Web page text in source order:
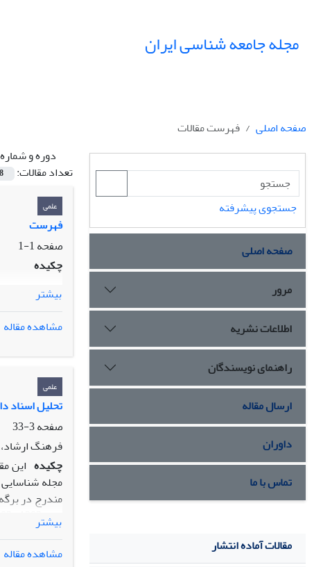
مجله جامعه شناسی ایران
صفحه اصلی
فهرست مقالات
دوره و
تعداد مقالات:
8
علمی
فهرست
صفحه1-1
چکیده
بیشتر
مشاهده مقاله
علمی
تحلیل اسناد
صفحه3-33
فرهنگ ارشاد،
چکیده این
مجله
مذکور به طور
به ترتیب
بیشتر
مشاهده مقاله
جستجوی پیشرفته
صفحه اصلی
مرور
اطلاعات نشریه
راهنمای نویسندگان
ارسال مقاله
داوران
تماس با ما
مقالات آماده انتشار